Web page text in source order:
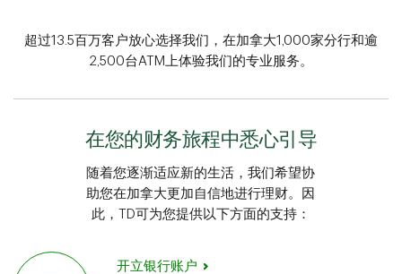
超过13.5百万客户放心选择我们，在加拿大1,000家分行和逾
2,500台ATM上体验我们的专业服务。
在您的财务旅程中悉心引导
随着您逐渐适应新的生活，我们希望协
助您在加拿大更加自信地进行理财。因
此，TD可为您提供以下方面的支持：
开立银行账户